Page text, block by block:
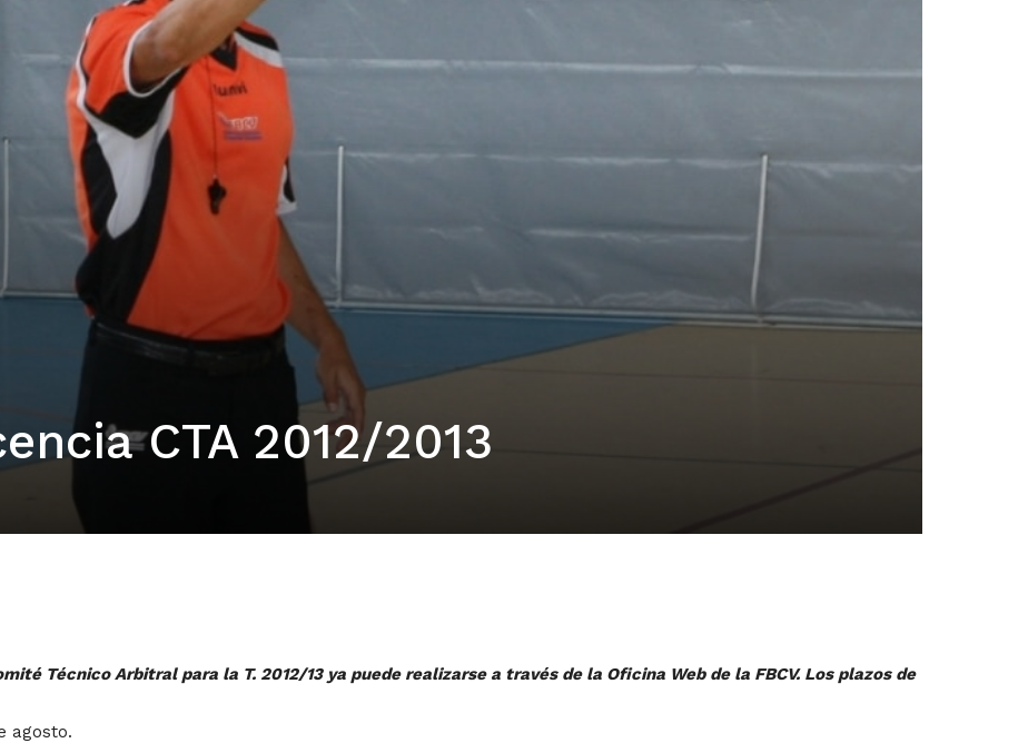
CTA 2012/2013
Técnico Arbitral para la T. 2012/13 ya puede realizarse a través de la Oficina Web de la FBCV. Los plazos de
agosto.